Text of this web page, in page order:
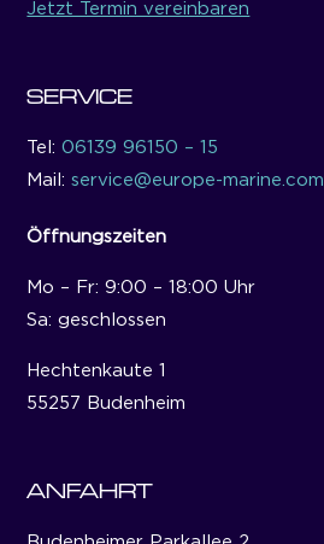
Jetzt Termin vereinbaren
SERVICE
Tel:06139 96150 – 15
Mail:service@europe-marine.com
Öffnungszeiten
Mo – Fr: 9:00 – 18:00 Uhr
Sa: geschlossen
Hechtenkaute 1
55257 Budenheim
ANFAHRT